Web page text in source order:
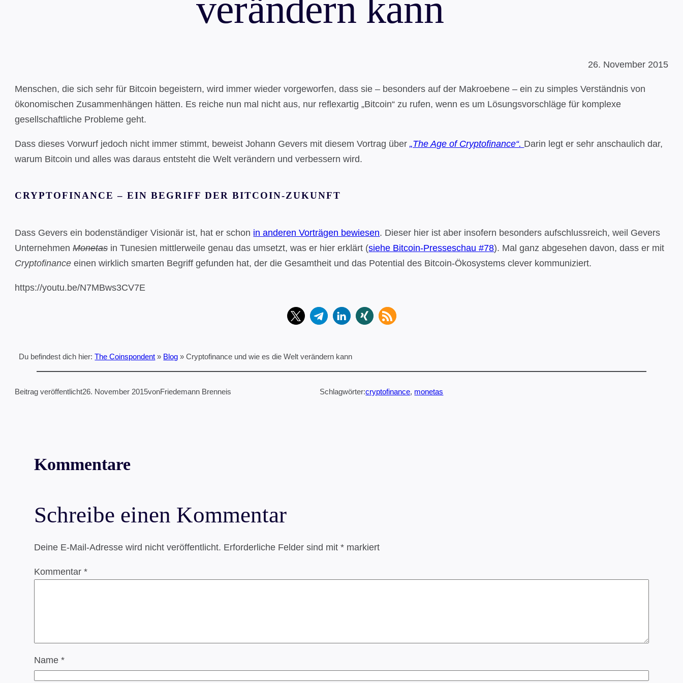
verändern kann
26. November 2015
Menschen, die sich sehr für Bitcoin begeistern, wird immer wieder vorgeworfen, dass sie – besonders auf der Makroebene – ein zu simples Verständnis von
ökonomischen Zusammenhängen hätten. Es reiche nun mal nicht aus, nur reflexartig „Bitcoin“ zu rufen, wenn es um Lösungsvorschläge für komplexe
gesellschaftliche Probleme geht.
Dass dieses Vorwurf jedoch nicht immer stimmt, beweist Johann Gevers mit diesem Vortrag über„The Age of Cryptofinance“. Darin legt er sehr anschaulich dar,
warum Bitcoin und alles was daraus entsteht die Welt verändern und verbessern wird.
CRYPTOFINANCE – EIN BEGRIFF DER BITCOIN-ZUKUNFT
Dass Gevers ein bodenständiger Visionär ist, hat er schon in anderen Vorträgen bewiesen. Dieser hier ist aber insofern besonders aufschlussreich, weil Gevers
UnternehmenMonetasin Tunesien mittlerweile genau das umsetzt, was er hier erklärt (siehe Bitcoin-Presseschau #78). Mal ganz abgesehen davon, dass er mit
Cryptofinance einen wirklich smarten Begriff gefunden hat, der die Gesamtheit und das Potential des Bitcoin-Ökosystems clever kommuniziert.
https://youtu.be/N7MBws3CV7E
Du befindest dich hier: The Coinspondent » Blog »Cryptofinance und wie es die Welt verändern kann
Beitrag veröffentlicht26. November 2015vonFriedemann Brenneis Schlagwörter:cryptofinance, monetas
Kommentare
Schreibe einen Kommentar
Deine E-Mail-Adresse wird nicht veröffentlicht. Erforderliche Felder sind mit *markiert
Kommentar *
Name *